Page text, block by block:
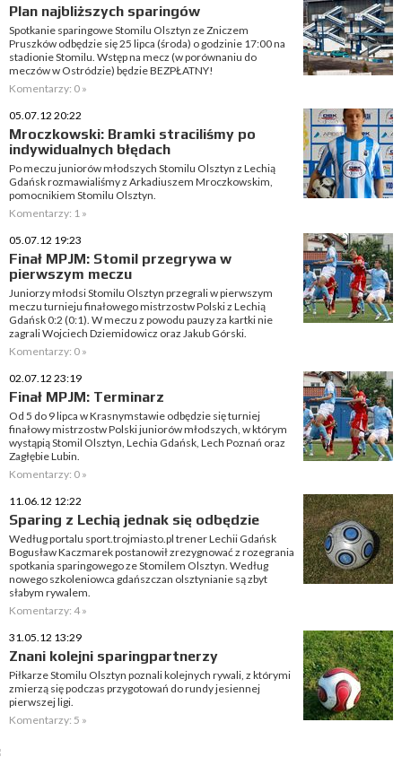
Plan najbliższych sparingów
Spotkanie sparingowe Stomilu Olsztyn ze Zniczem
Pruszków odbędzie się 25 lipca (środa) o godzinie 17:00 na
stadionie Stomilu. Wstęp na mecz (w porównaniu do
meczów w Ostródzie) będzie BEZPŁATNY!
Komentarzy: 0 »
05.07.12 20:22
Mroczkowski: Bramki straciliśmy po
indywidualnych błędach
Po meczu juniorów młodszych Stomilu Olsztyn z Lechią
Gdańsk rozmawialiśmy z Arkadiuszem Mroczkowskim,
pomocnikiem Stomilu Olsztyn.
Komentarzy: 1 »
05.07.12 19:23
Finał MPJM: Stomil przegrywa w
pierwszym meczu
Juniorzy młodsi Stomilu Olsztyn przegrali w pierwszym
meczu turnieju finałowego mistrzostw Polski z Lechią
Gdańsk 0:2 (0:1). W meczu z powodu pauzy za kartki nie
zagrali Wojciech Dziemidowicz oraz Jakub Górski.
Komentarzy: 0 »
02.07.12 23:19
Finał MPJM: Terminarz
Od 5 do 9 lipca w Krasnymstawie odbędzie się turniej
finałowy mistrzostw Polski juniorów młodszych, w którym
wystąpią Stomil Olsztyn, Lechia Gdańsk, Lech Poznań oraz
Zagłębie Lubin.
Komentarzy: 0 »
11.06.12 12:22
Sparing z Lechią jednak się odbędzie
Według portalu sport.trojmiasto.pl trener Lechii Gdańsk
Bogusław Kaczmarek postanowił zrezygnować z rozegrania
spotkania sparingowego ze Stomilem Olsztyn. Według
nowego szkoleniowca gdańszczan olsztynianie są zbyt
słabym rywalem.
Komentarzy: 4 »
31.05.12 13:29
Znani kolejni sparingpartnerzy
Piłkarze Stomilu Olsztyn poznali kolejnych rywali, z którymi
zmierzą się podczas przygotowań do rundy jesiennej
pierwszej ligi.
Komentarzy: 5 »